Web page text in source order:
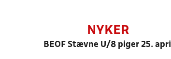
NYKER
BEOF Stævne U/8 piger 25. april